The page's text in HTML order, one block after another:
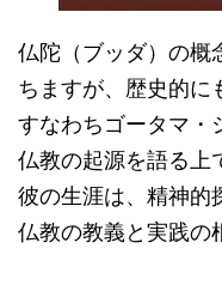
仏陀（ブッダ）の概
ちますが、歴史的に
すなわちゴータマ・
仏教の起源を語る上
彼の生涯は、精神的
仏教の教義と実践の